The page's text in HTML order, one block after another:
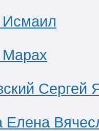
Сергей
Елена